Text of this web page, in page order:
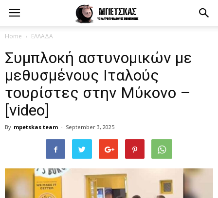
Home ΕΛΛΑΔΑ
Συμπλοκή αστυνομικών με
μεθυσμένους Ιταλούς
τουρίστες στην Μύκονο –
[video]
By mpetskas team - September 3, 2025